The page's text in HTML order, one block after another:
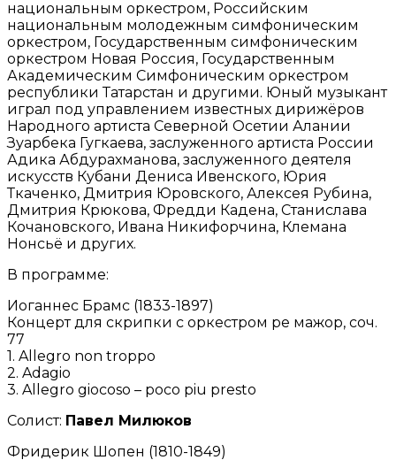
национальным оркестром, Российским
национальным молодежным симфоническим
оркестром, Государственным симфоническим
оркестром Новая Россия, Государственным
Академическим Симфоническим оркестром
республики Татарстан и другими. Юный музыкант
играл под управлением известных дирижёров
Народного артиста Северной Осетии Алании
Зуарбека Гугкаева, заслуженного артиста России
Адика Абдурахманова, заслуженного деятеля
искусств Кубани Дениса Ивенского, Юрия
Ткаченко, Дмитрия Юровского, Алексея Рубина,
Дмитрия Крюкова, Фредди Кадена, Станислава
Кочановского, Ивана Никифорчина, Клемана
Нонсьё и других.
В программе:
Иоганнес Брамс (1833-1897)
Концерт для скрипки с оркестром ре мажор, соч.
77
1. Allegro non troppo
2. Adagio
3. Allegro giocoso – poco piu presto
Солист: Павел Милюков
Фридерик Шопен (1810-1849)